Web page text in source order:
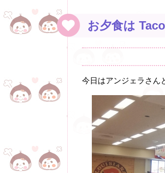
お夕食は
今日はアンジェラさん